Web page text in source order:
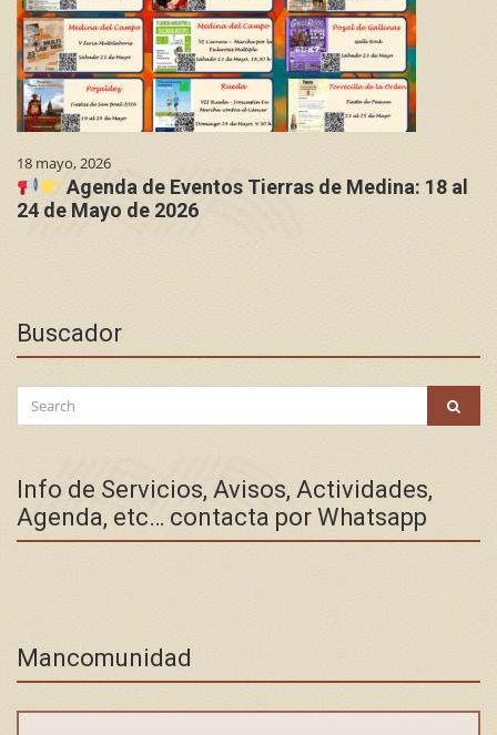
18 mayo, 2026
Agenda de Eventos Tierras de Medina: 18 al
24 de Mayo de 2026
Buscador
Search
for:
Info de Servicios, Avisos, Actividades,
Agenda, etc… contacta por Whatsapp
Mancomunidad